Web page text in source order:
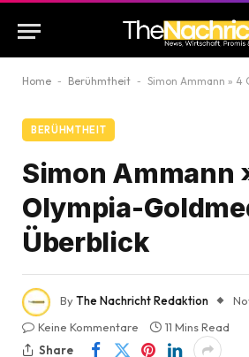
Home - Berühmtheit - Simon Ammann » 4
BERÜHMTHEIT
Simon Ammann
Olympia-
Überblick
ByThe Nachricht Redaktion
Keine Kommentare
11 Mins Read
Share